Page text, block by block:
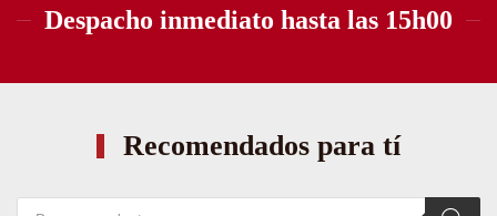
Despacho inmediato hasta las 15h00
Recomendados para tí
Búsqueda